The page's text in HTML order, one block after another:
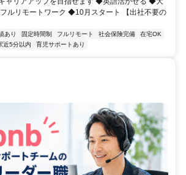
ルリモートワーク ◆10月スタート 【出社不要の
あり 固定時間制 フルリモート 社会保険完備
在宅OK
近5分以内 育児サポートあり